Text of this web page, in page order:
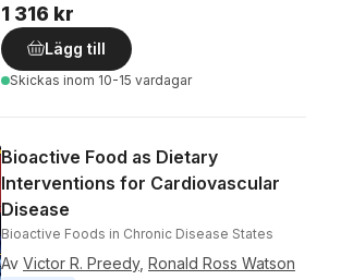
1 316 kr
Lägg till
Skickas inom 10-15 vardagar
Bioactive Food as Dietary
Interventions for Cardiovascular
Disease
Bioactive Foods in Chronic Disease States
Av Victor R. Preedy, Ronald Ross Watson